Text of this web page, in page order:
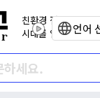
친환경 전기자동차
시대를 열어갑니다.
언어